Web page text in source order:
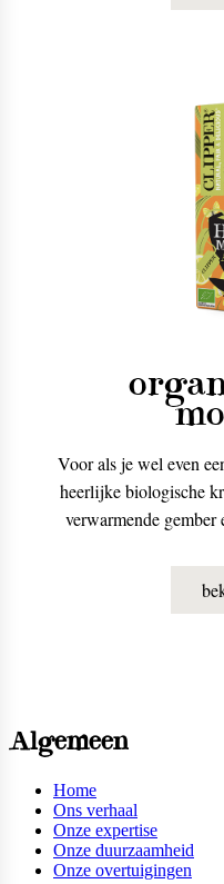
Voor als je wel even
heerlijke biologische
verwarmende
Algemeen
Home
Ons verhaal
Onze expertise
Onze duurzaamheid
Onze overtuigingen